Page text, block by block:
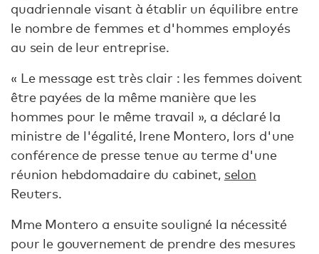
quadriennale visant à établir un équilibre entre
le nombre de femmes et d'hommes employés
au sein de leur entreprise.
« Le message est très clair : les femmes doivent
être payées de la même manière que les
hommes pour le même travail », a déclaré la
ministre de l'égalité, Irene Montero, lors d'une
conférence de presse tenue au terme d'une
réunion hebdomadaire du cabinet, selon
Reuters.
Mme Montero a ensuite souligné la nécessité
pour le gouvernement de prendre des mesures